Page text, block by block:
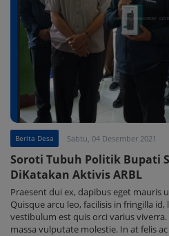
Berita Desa Sabtu, 04 Desember 2021
Soroti Tubuh Politik Bupati
DiKatakan Aktivis ARBL
Praesent dui ex, dapibus eget mauris
Quisque arcu leo, facilisis in fringilla
vestibulum est quis orci varius
massa vulputate molestie. In at felis